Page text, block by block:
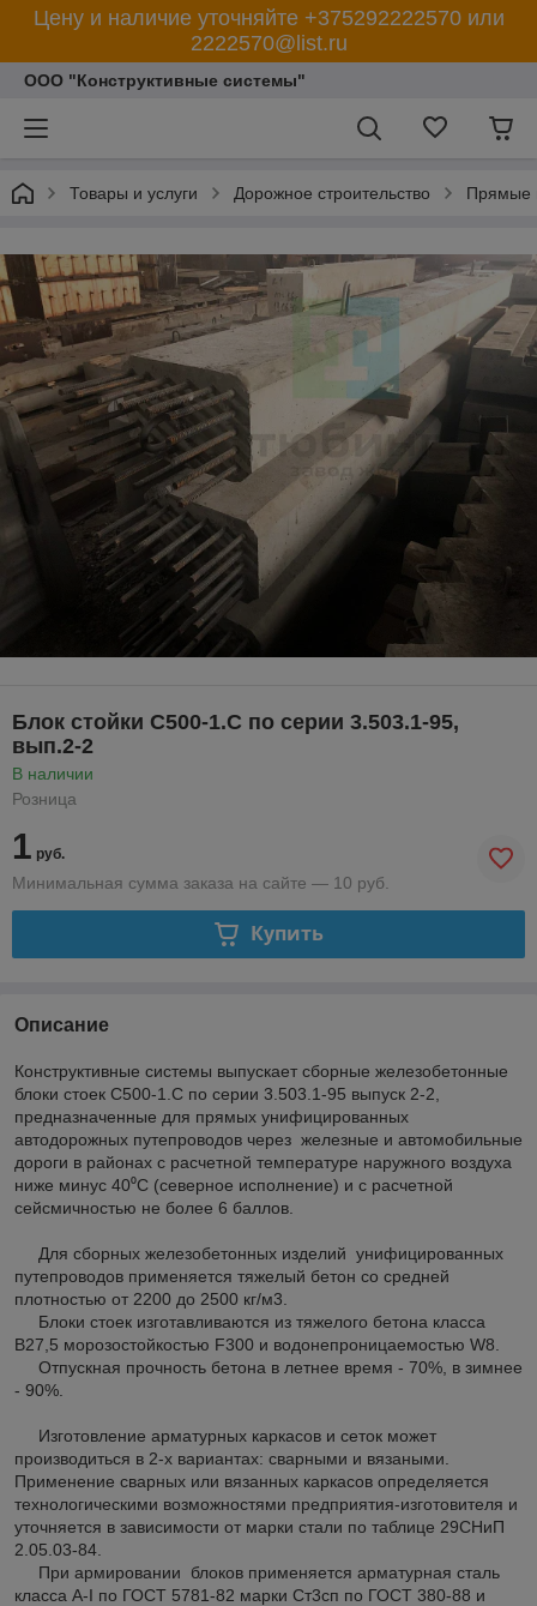
Цену и наличие уточняйте +375292222570 или
2222570@list.ru
ООО "Конструктивные системы"
Товары и услуги Дорожное строительство Прямые
Блок стойки С500-1.С по серии 3.503.1-95,
вып.2-2
В наличии
Розница
1 руб.
Минимальная сумма заказа на сайте — 10 руб.
Купить
Описание
Конструктивные системы выпускает сборные железобетонные
блоки стоек С500-1.С по серии 3.503.1-95 выпуск 2-2,
предназначенные для прямых унифицированных
автодорожных путепроводов через железные и автомобильные
дороги в районах с расчетной температуре наружного воздуха
ниже минус 40⁰С (северное исполнение) и с расчетной
сейсмичностью не более 6 баллов.
Для сборных железобетонных изделий унифицированных
путепроводов применяется тяжелый бетон со средней
плотностью от 2200 до 2500 кг/м3
Блоки стоек изготавливаются из тяжелого бетона класса
В27,5 морозостойкостью F300 и водонепроницаемостью W8.
Отпускная прочность бетона в летнее время - 70%, в зимнее
- 90%.
Изготовление арматурных каркасов и сеток может
производиться в 2-х вариантах: сварными и вязаными.
Применение сварных или вязанных каркасов определяется
технологическими возможностями предприятия-изготовителя и
уточняется в зависимости от марки стали по таблице 29СНиП
2.05.03-84.
При армировании блоков применяется арматурная сталь
класса А-I по ГОСТ 5781-82 марки Ст3сп по ГОСТ 380-88 и